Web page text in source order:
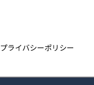
プライバシーポリシー